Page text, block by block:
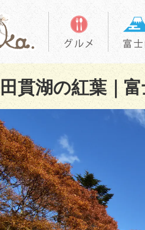
田貫湖の紅葉｜